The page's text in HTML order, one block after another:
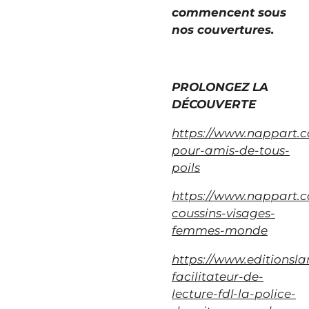
commencent sous
nos couvertures.
PROLONGEZ LA
DÉCOUVERTE
https://
pour-amis-de-tous-
poils
https://
coussins-visages-
femmes-monde
https://
facilitateur-de-
lecture-fdl-la-police-